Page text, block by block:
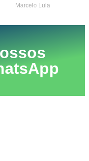
Marcelo Lula